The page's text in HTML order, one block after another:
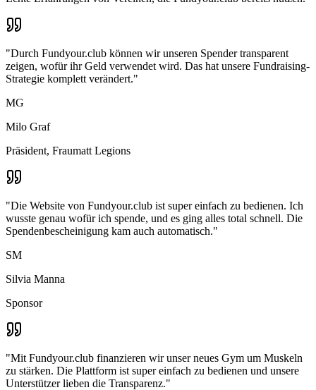
"Durch Fundyour.club können wir unseren Spender transparent
zeigen, wofür ihr Geld verwendet wird. Das hat unsere Fundraising-
Strategie komplett verändert."
MG
Milo Graf
Präsident, Fraumatt Legions
"Die Website von Fundyour.club ist super einfach zu bedienen. Ich
wusste genau wofür ich spende, und es ging alles total schnell. Die
Spendenbescheinigung kam auch automatisch."
SM
Silvia Manna
Sponsor
"Mit Fundyour.club finanzieren wir unser neues Gym um Muskeln
zu stärken. Die Plattform ist super einfach zu bedienen und unsere
Unterstützer lieben die Transparenz."